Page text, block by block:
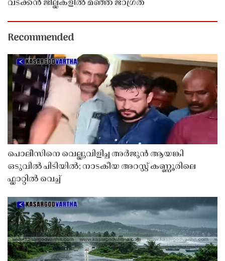
വടക്കൻ ജില്ലകളിൽ മഞ്ഞ ജാഗ്രത
Recommended
പൊലീസിനെ വെല്ലുവിളിച്ച അർജുൻ ആയങ്കി
ഒടുവിൽ പിടിയിൽ; നാടകീയ അറസ്റ്റ് കണ്ണൂരിലെ
ഫ്ലാറ്റിൽ വെച്ച്